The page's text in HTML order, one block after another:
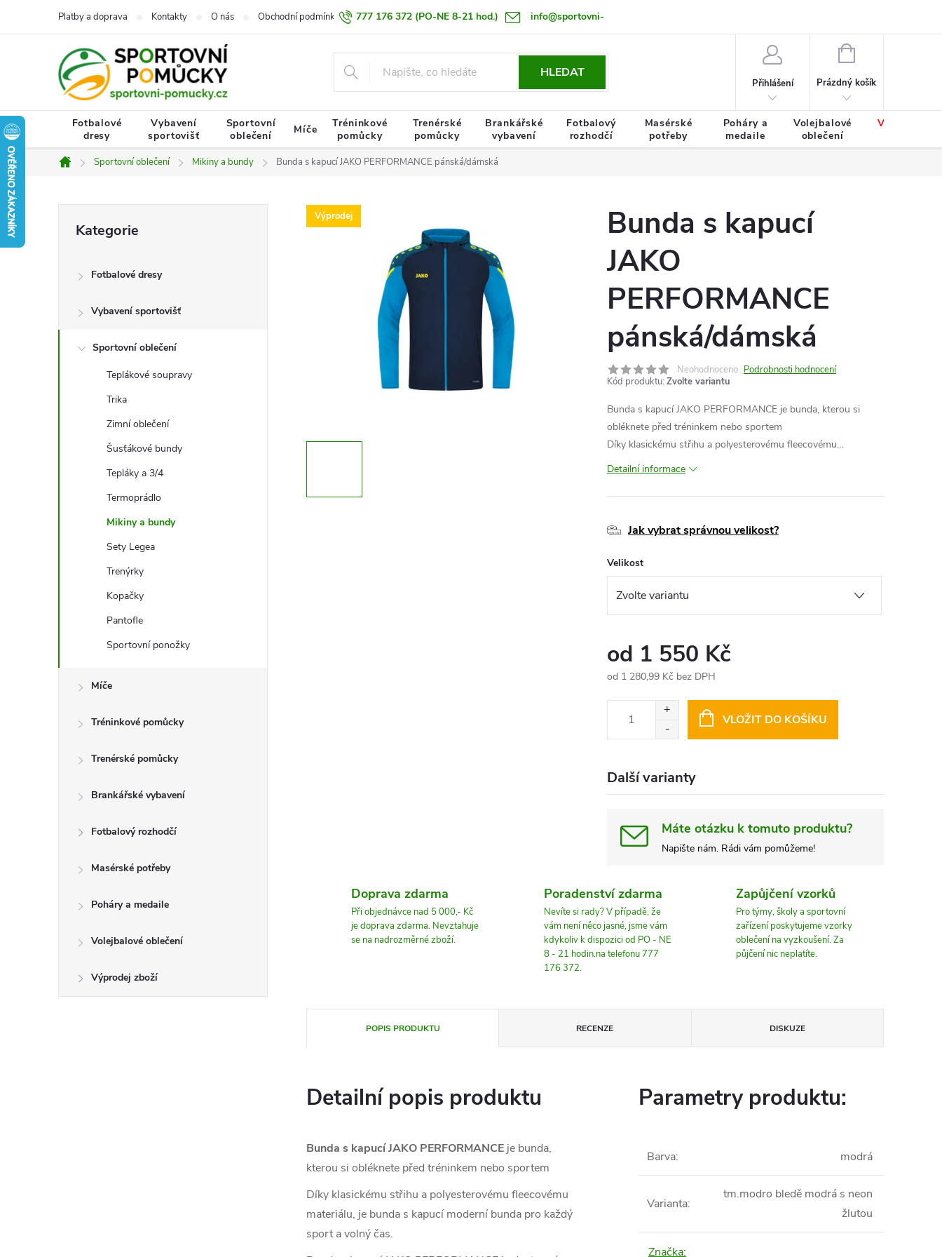
777 176 372 (PO-NE 8-21 hod.) info@sportovni-
pomucky.cz
Platby a doprava Kontakty O nás Obchodní podmínky Zásady zpracování osobních údajů Termín doručení zboží
HLEDAT
Přihlášení
NÁKUPNÍ
Prázdný košík
Fotbalové
dresy
Vybavení
sportovišť
Sportovní
oblečení
Míče
Tréninkové
pomůcky
Trenérské
pomůcky
Brankářské
vybavení
Fotbalový
rozhodčí
Masérské
potřeby
Poháry a
medaile
Volejbalové
oblečení
Výprodej
Domů
Sportovní oblečení Mikiny a bundy Bunda s kapucí JAKO PERFORMANCE pánská/dámská
t
l
kategorie
Kategorie
Fotbalové dresy
Vybavení sportovišť
Sportovní oblečení
Teplákové soupravy
Trika
Zimní oblečení
Šusťákové bundy
Tepláky a 3/4
Termoprádlo
Mikiny a bundy
Sety Legea
Trenýrky
Kopačky
Pantofle
Sportovní ponožky
Míče
Tréninkové pomůcky
Trenérské pomůcky
Brankářské vybavení
Fotbalový rozhodčí
Masérské potřeby
Poháry a medaile
Volejbalové oblečení
Výprodej zboží
Výprodej
Bunda s kapucí
JAKO
PERFORMANCE
pánská/dámská
Neohodnoceno Podrobnosti hodnocení
Kód produktu: Zvolte variantu
Bunda s kapucí JAKO PERFORMANCE je bunda, kterou si
obléknete před tréninkem nebo sportem
Díky klasickému střihu a polyesterovému fleecovému…
Detailní informace
Jak vybrat správnou velikost?
Velikost
od 1 550 Kč
od 1 280,99 Kč bez DPH
VLOŽIT DO KOŠÍKU
Další varianty
Máte otázku k tomuto produktu?
Napište nám. Rádi vám pomůžeme!
Doprava zdarma
Při objednávce nad 5 000,- Kč
je doprava zdarma. Nevztahuje
se na nadrozměrné zboží.
Poradenství zdarma
Nevíte si rady? V případě, že
vám není něco jasné, jsme vám
kdykoliv k dispozici od PO - NE
8 - 21 hodin.na telefonu 777
176 372.
Zapůjčení vzorků
Pro týmy, školy a sportovní
zařízení poskytujeme vzorky
oblečení na vyzkoušení. Za
půjčení nic neplatíte.
POPIS PRODUKTU RECENZE DISKUZE
Detailní popis produktu
Bunda s kapucí JAKO PERFORMANCE je bunda,
kterou si obléknete před tréninkem nebo sportem
Díky klasickému střihu a polyesterovému fleecovému
materiálu, je bunda s kapucí moderní bunda pro každý
sport a volný čas.
Parametry produktu:
Barva: modrá
Varianta:
tm.modro bledě modrá s neon
žlutou
Značka: